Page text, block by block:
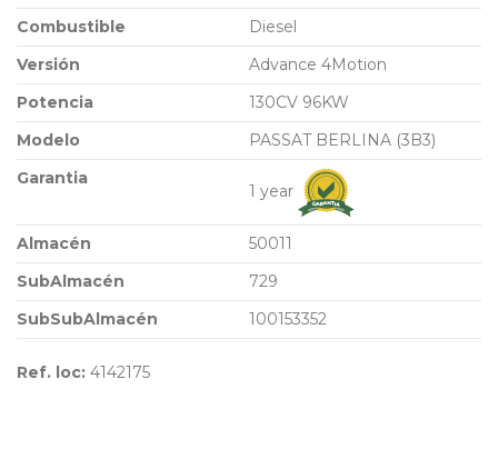
Combustible
Diesel
Versión
Advance 4Motion
Potencia
130CV 96KW
Modelo
PASSAT BERLINA (3B3)
Garantia
1 year
Almacén
50011
SubAlmacén
729
SubSubAlmacén
100153352
Ref. loc: 4142175